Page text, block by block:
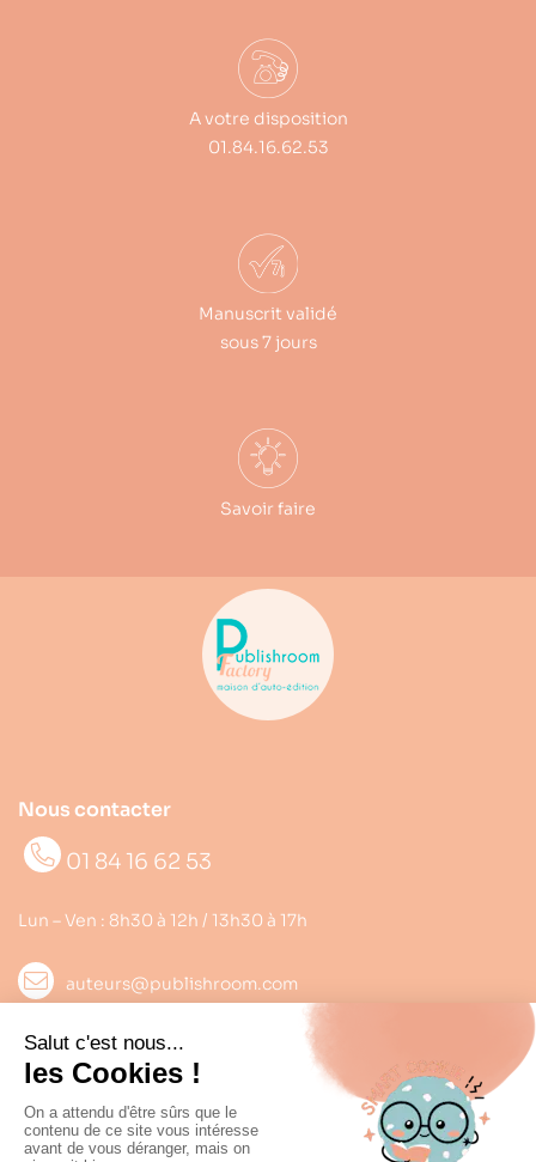
A votre disposition
01.84.16.62.53
Manuscrit validé
sous 7 jours
Savoir faire
Nous contacter
01 84 16 62 53
Lun – Ven : 8h30 à 12h / 13h30 à 17h
auteurs@publishroom.com
Informations 
Suivez nous